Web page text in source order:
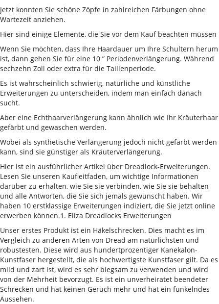
Jetzt konnten Sie schöne Zöpfe in zahlreichen Färbungen ohne
Wartezeit anziehen.
Hier sind einige Elemente, die Sie vor dem Kauf beachten müssen
Wenn Sie möchten, dass Ihre Haardauer um Ihre Schultern herum
ist, dann gehen Sie für eine 10 ” Periodenverlängerung. Während
sechzehn Zoll oder extra für die Taillenperiode.
Es ist wahrscheinlich schwierig, natürliche und künstliche
Erweiterungen zu unterscheiden, indem man einfach danach
sucht.
Aber eine Echthaarverlängerung kann ähnlich wie Ihr Kräuterhaar
gefärbt und gewaschen werden.
Wobei als synthetische Verlängerung jedoch nicht gefärbt werden
kann, sind sie günstiger als Kräuterverlängerung.
Hier ist ein ausführlicher Artikel über Dreadlock-Erweiterungen.
Lesen Sie unseren Kaufleitfaden, um wichtige Informationen
darüber zu erhalten, wie Sie sie verbinden, wie Sie sie behalten
und alle Antworten, die Sie sich jemals gewünscht haben. Wir
haben 10 erstklassige Erweiterungen indiziert, die Sie jetzt online
erwerben können.1. Eliza Dreadlocks Erweiterungen
Unser erstes Produkt ist ein Häkelschrecken. Dies macht es im
Vergleich zu anderen Arten von Dread am natürlichsten und
robustesten. Diese wird aus hundertprozentiger Kanekalon-
Kunstfaser hergestellt, die als hochwertigste Kunstfaser gilt. Da es
mild und zart ist, wird es sehr biegsam zu verwenden und wird
von der Mehrheit bevorzugt. Es ist ein unverheiratet beendeter
Schrecken und hat keinen Geruch mehr und hat ein funkelndes
Aussehen.